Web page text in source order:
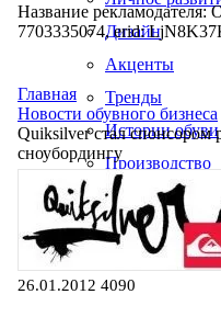
Дизайн
Акценты
Тренды
Истории обуви
Производство
Название
7703335074, erid:
Главная
Новости обувного бизнеса
Quiksilver стал спонсором
сноубордингу
26.01.2012 4090